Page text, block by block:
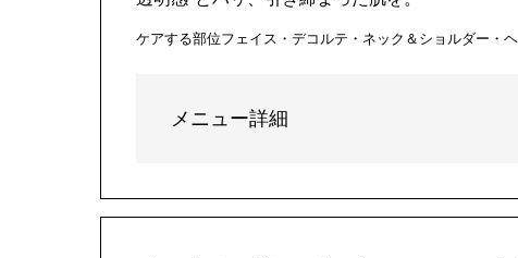
ケアする部位フェイス・デコルテ・ネック＆ショルダー・
メニュー詳細